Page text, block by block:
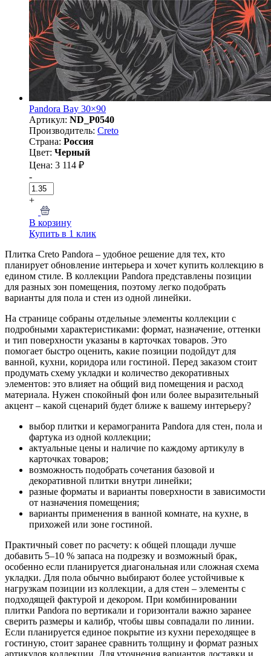
Pandora Bay 30×90
Артикул: ND_P0540
Производитель: Creto
Страна: Россия
Цвет: Черный
Цена: 3 114 ₽
-
+
В корзину
Купить в 1 клик
Плитка Creto Pandora – удобное решение для тех, кто
планирует обновление интерьера и хочет купить коллекцию в
едином стиле. В коллекции Pandora представлены позиции
для разных зон помещения, поэтому легко подобрать
варианты для пола и стен из одной линейки.
На странице собраны отдельные элементы коллекции с
подробными характеристиками: формат, назначение, оттенки
и тип поверхности указаны в карточках товаров. Это
помогает быстро оценить, какие позиции подойдут для
ванной, кухни, коридора или гостиной. Перед заказом стоит
продумать схему укладки и количество декоративных
элементов: это влияет на общий вид помещения и расход
материала. Нужен спокойный фон или более выразительный
акцент – какой сценарий будет ближе к вашему интерьеру?
выбор плитки и керамогранита Pandora для стен, пола и
фартука из одной коллекции;
актуальные цены и наличие по каждому артикулу в
карточках товаров;
возможность подобрать сочетания базовой и
декоративной плитки внутри линейки;
разные форматы и варианты поверхности в зависимости
от назначения помещения;
варианты применения в ванной комнате, на кухне, в
прихожей или зоне гостиной.
Практичный совет по расчету: к общей площади лучше
добавить 5–10 % запаса на подрезку и возможный брак,
особенно если планируется диагональная или сложная схема
укладки. Для пола обычно выбирают более устойчивые к
нагрузкам позиции из коллекции, а для стен – элементы с
подходящей фактурой и декором. При комбинировании
плитки Pandora по вертикали и горизонтали важно заранее
сверить размеры и калибр, чтобы швы совпадали по линии.
Если планируется единое покрытие из кухни переходящее в
гостиную, стоит заранее сравнить толщину и формат разных
артикулов коллекции. Для уточнения вариантов доставки и